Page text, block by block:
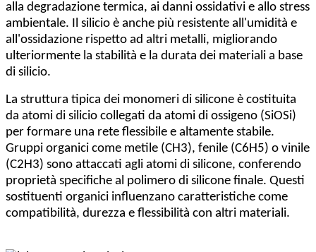
alla degradazione termica, ai danni ossidativi e allo stress
ambientale. Il silicio è anche più resistente all'umidità e
all'ossidazione rispetto ad altri metalli, migliorando
ulteriormente la stabilità e la durata dei materiali a base
di silicio.
La struttura tipica dei monomeri di silicone è costituita
da atomi di silicio collegati da atomi di ossigeno (SiOSi)
per formare una rete flessibile e altamente stabile.
Gruppi organici come metile (CH3), fenile (C6H5) o vinile
(C2H3) sono attaccati agli atomi di silicone, conferendo
proprietà specifiche al polimero di silicone finale. Questi
sostituenti organici influenzano caratteristiche come
compatibilità, durezza e flessibilità con altri materiali.